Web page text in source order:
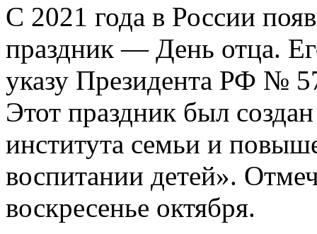
С 2021 года в России
праздник — День отца.
указу Президента РФ №
Этот праздник был
института семьи и
воспитании детей».
воскресенье октября.